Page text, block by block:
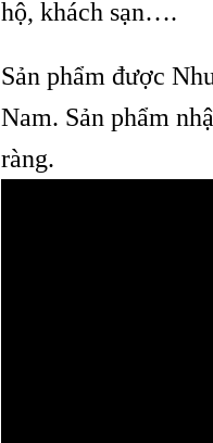
hộ, khách sạn….
Sản phẩm được
Nam. Sản phẩm
ràng.